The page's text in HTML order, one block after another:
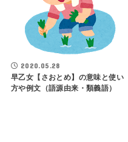
2020.05.28
早乙女【さおとめ】の意味と使い
方や例文（語源由来・類義語）